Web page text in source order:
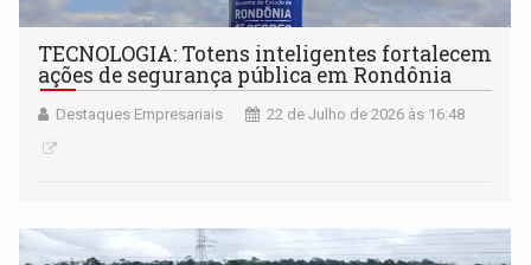
TECNOLOGIA: Totens inteligentes fortalecem
ações de segurança pública em Rondônia
Destaques Empresariais 22 de Julho de 2026 às 16:48